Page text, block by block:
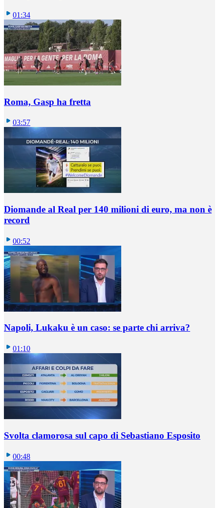
01:34
Roma, Gasp ha fretta
03:57
Diomande al Real per 140 milioni di euro, ma non è
record
00:52
Napoli, Lukaku è un caso: se parte chi arriva?
01:10
Svolta clamorosa sul capo di Sebastiano Esposito
00:48